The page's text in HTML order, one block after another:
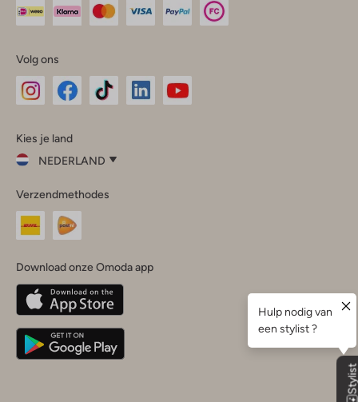
Volg ons
InstagramFacebook
Kies je land
NEDERLAND
je
land
Nederland
Belgique(Français)
Deutschland
Verzendmethodes
Download onze Omoda app